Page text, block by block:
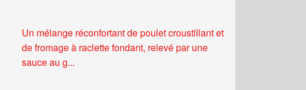
Un mélange réconfortant de poulet croustillant et
de fromage à raclette fondant, relevé par une
sauce au g...